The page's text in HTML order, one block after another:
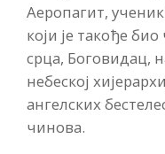
Аеропагит,
који је такође
срца, Боговидац,
небеској
ангелских
чинова.